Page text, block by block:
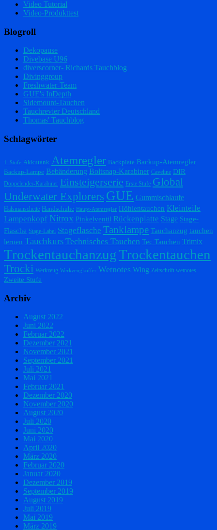
Video Tutorial
Video-Produkttest
Blogroll
Dekopause
Divebase U96
diverscorner- Richards Tauchblog
Divinggroup
Freshwater-Team
GUE's InDepth
Sidemount-Tauchen
Tauchrevier Deutschland
Thomas' Tauchblog
Schlagwörter
1. Stufe Akkutank Atemregler Backplate Backup-Atemregler
Backup-Lampe Bebänderung Boltsnap-Karabiner Caveline DIR
Doppelender-Karabiner Einsteigerserie Erste Stufe Global
Underwater Explorers GUE Gummischlaufe
Halsmanschette Handschuhe Haupt-Atemregler Höhlentauchen Kleinteile
Lampenkopf Nitrox Pinkelventil Rückenplatte Stage Stage-
Flasche Stage-Label Stageflasche Tanklampe Tauchanzug tauchen
lernen Tauchkurs Technisches Tauchen Tec Tauchen Trimix
TrockentauchanzugTrockentauchen
Trocki Werkzeug Werkzeugkoffer Wetnotes Wing Zeitschrift wetnotes
Zweite Stufe
Archiv
August 2022
Juni 2022
Februar 2022
Dezember 2021
November 2021
September 2021
Juli 2021
Mai 2021
Februar 2021
Dezember 2020
November 2020
August 2020
Juli 2020
Juni 2020
Mai 2020
April 2020
März 2020
Februar 2020
Januar 2020
Dezember 2019
September 2019
August 2019
Juli 2019
Mai 2019
März 2019